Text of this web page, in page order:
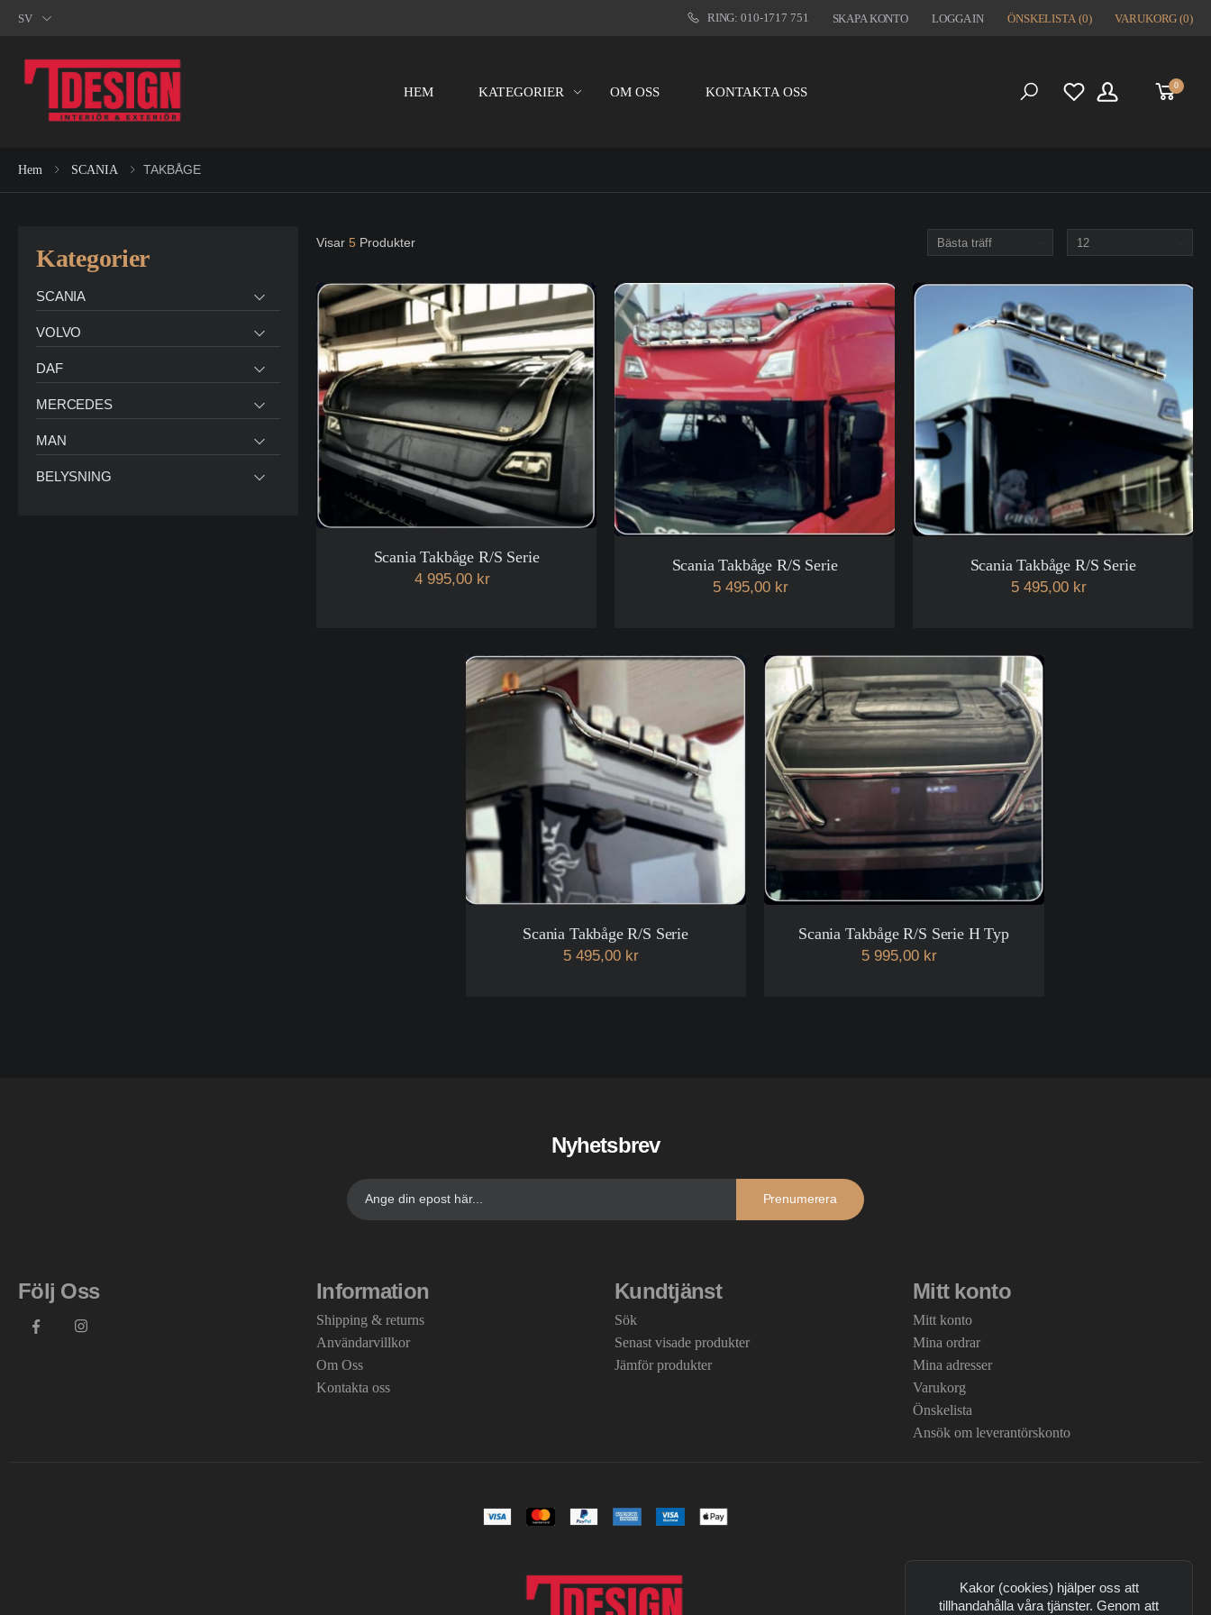
SV RING: 010-1717 751 SKAPA KONTO LOGGA IN ÖNSKELISTA (0) VARUKORG (0)
HEM KATEGORIER OM OSS KONTAKTA OSS 0
Hem SCANIA TAKBÅGE
Kategorier
SCANIA
VOLVO
DAF
MERCEDES
MAN
BELYSNING
Visar 5 Produkter
Scania Takbåge R/S Serie
4 995,00 kr
Scania Takbåge R/S Serie
5 495,00 kr
Scania Takbåge R/S Serie
5 495,00 kr
Scania Takbåge R/S Serie
5 495,00 kr
Scania Takbåge R/S Serie H Typ
5 995,00 kr
Nyhetsbrev
Prenumerera
Följ Oss Information
Shipping & returns
Användarvillkor
Om Oss
Kontakta oss
Kundtjänst
Sök
Senast visade produkter
Jämför produkter
Mitt konto
Mitt konto
Mina ordrar
Mina adresser
Varukorg
Önskelista
Ansök om leverantörskonto
Kakor (cookies) hjälper oss att
tillhandahålla våra tjänster. Genom att